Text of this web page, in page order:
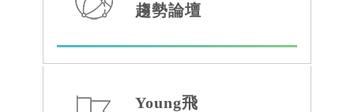
趨勢論壇
Young飛